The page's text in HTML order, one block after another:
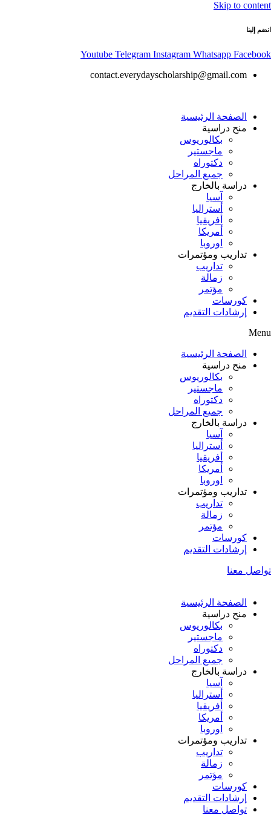
Skip to content
انضم إلينا
Youtube Telegram Instagram Whatsapp Facebook
contact.everydayscholarship@gmail.com
الصفحة الرئيسية
منح دراسية
بكالوريوس
ماجستير
دكتوراه
جميع المراحل
دراسة بالخارج
آسيا
أستراليا
أفريقيا
أمريكا
اوروبا
تداريب ومؤتمرات
تداريب
زمالة
مؤتمر
كورسات
إرشادات التقديم
Menu
الصفحة الرئيسية
منح دراسية
بكالوريوس
ماجستير
دكتوراه
جميع المراحل
دراسة بالخارج
آسيا
أستراليا
أفريقيا
أمريكا
اوروبا
تداريب ومؤتمرات
تداريب
زمالة
مؤتمر
كورسات
إرشادات التقديم
تواصل معنا
الصفحة الرئيسية
منح دراسية
بكالوريوس
ماجستير
دكتوراه
جميع المراحل
دراسة بالخارج
آسيا
أستراليا
أفريقيا
أمريكا
اوروبا
تداريب ومؤتمرات
تداريب
زمالة
مؤتمر
كورسات
إرشادات التقديم
تواصل معنا